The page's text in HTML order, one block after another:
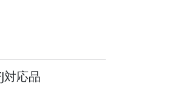
対応品